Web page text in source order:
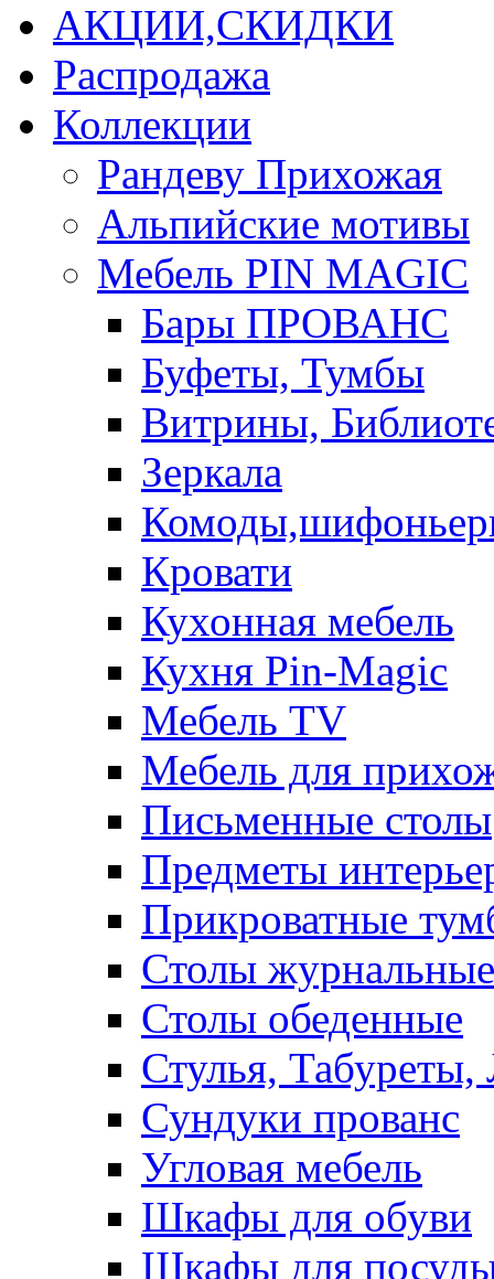
АКЦИИ,СКИДКИ
Распродажа
Коллекции
Рандеву Прихожая
Альпийские мотивы
Мебель PIN MAGIС
Бары ПРОВАНС
Буфеты, Тумбы
Витрины,
Зеркала
Кровати
Кухонная мебель
Кухня Pin-Magic
Мебель TV
Мебель для
Письменные столы
Предметы
Прикроватные
Столы журнальные
Столы обеденные
Стулья, Табуреты,
Сундуки прованс
Угловая мебель
Шкафы для обуви
Шкафы для